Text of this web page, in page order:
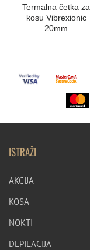
Termalna četka za
kosu Vibrexionic
20mm
ISTRAŽI
AKCIJA
KOSA
NOKTI
DEPILACIJA